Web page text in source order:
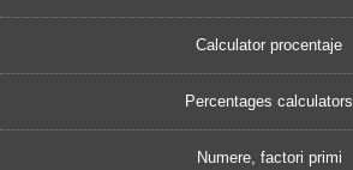
Calculator procentaje
Percentages calculators
Numere, factori primi